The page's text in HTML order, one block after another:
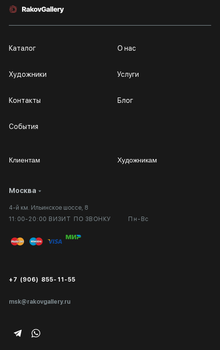
Москва
4-й км. Ильинское шоссе, 8
11:00-20:00 ВИЗИТ ПО ЗВОНКУ
Пн-Вс
msk@rakovgallery.ru
+7 (906) 855-11-55
Каталог
Художники
Контакты
События
О нас
Услуги
Блог
Клиентам
Личный кабинет
Вопросы и ответы
Публичная оферта
Экспертиза/Вывоз за границу
Подарочные сертификаты
Художникам
Сотрудничество
Выставка в галерее